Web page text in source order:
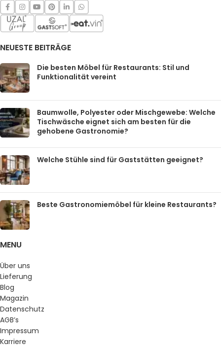
NEUESTE BEITRÄGE
Die besten Möbel für Restaurants: Stil und
Funktionalität vereint
Baumwolle, Polyester oder Mischgewebe: Welche
Tischwäsche eignet sich am besten für die
gehobene Gastronomie?
Welche Stühle sind für Gaststätten geeignet?
Beste Gastronomiemöbel für kleine Restaurants?
MENU
Über uns
Lieferung
Blog
Magazin
Datenschutz
AGB’s
Impressum
Karriere